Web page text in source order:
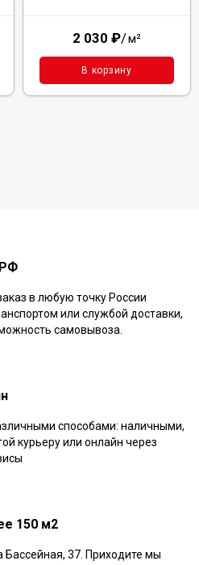
2 030 ₽/м²
В корзину
в любую точку России
или службой доставки,
самовывоза.
способами: наличными,
курьеру или онлайн через
150 м2
Бассейная, 37. Приходите мы